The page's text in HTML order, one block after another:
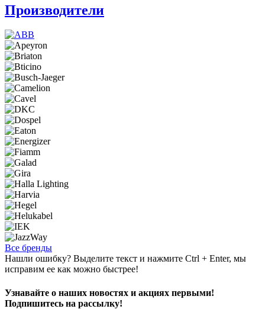
Производители
Все бренды
Нашли ошибку? Выделите текст и нажмите Ctrl + Enter, мы
исправим ее как можно быстрее!
Узнавайте о наших новостях и акциях первыми!
Подпишитесь на рассылку!